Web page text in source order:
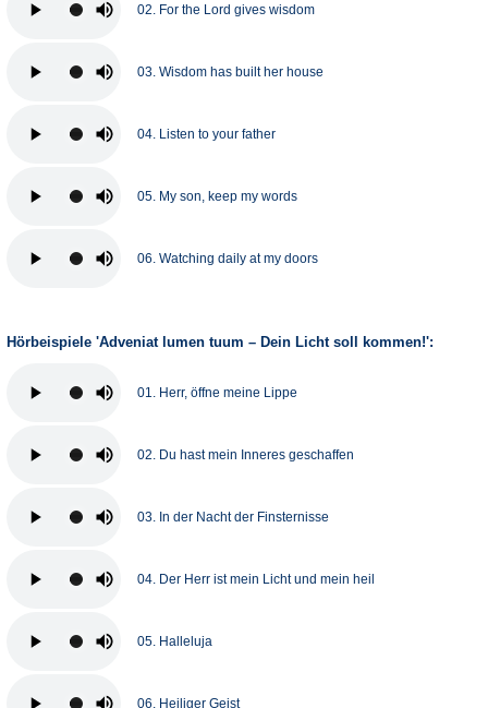
02. For the Lord gives wisdom
03. Wisdom has built her house
04. Listen to your father
05. My son, keep my words
06. Watching daily at my doors
Hörbeispiele 'Adveniat lumen tuum – Dein Licht soll kommen!':
01. Herr, öffne meine Lippe
02. Du hast mein Inneres geschaffen
03. In der Nacht der Finsternisse
04. Der Herr ist mein Licht und mein heil
05. Halleluja
06. Heiliger Geist